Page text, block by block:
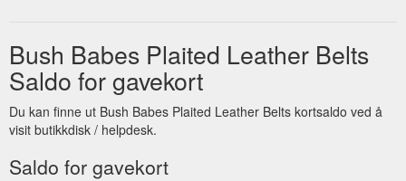
Bush Babes Plaited Leather Belts
Saldo for gavekort
Du kan finne ut Bush Babes Plaited Leather Belts kortsaldo ved å
visit butikkdisk / helpdesk.
Saldo for gavekort